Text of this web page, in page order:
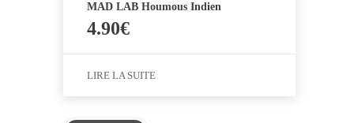
MAD LAB Houmous Indien
4.90€
LIRE LA SUITE